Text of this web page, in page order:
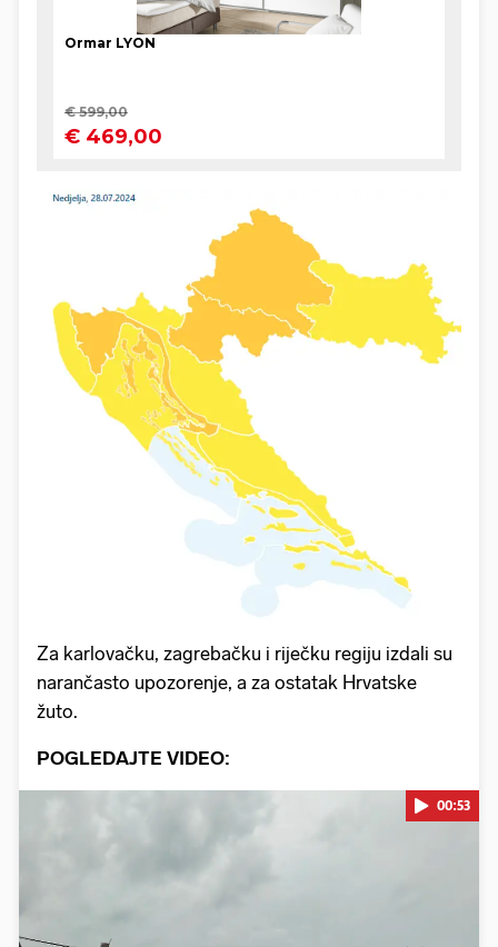
Za karlovačku, zagrebačku i riječku regiju izdali su
narančasto upozorenje, a za ostatak Hrvatske
žuto.
POGLEDAJTE VIDEO:
00:53